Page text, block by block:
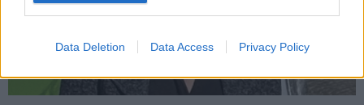
Data Deletion Data Access Privacy Policy